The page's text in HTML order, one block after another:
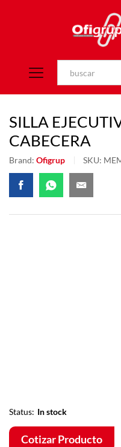
SILLA
CABECERA
Brand: Ofigrup SKU:
Status: In stock
Cotizar Producto